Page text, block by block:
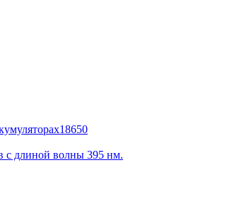
с длиной волны 395 нм.